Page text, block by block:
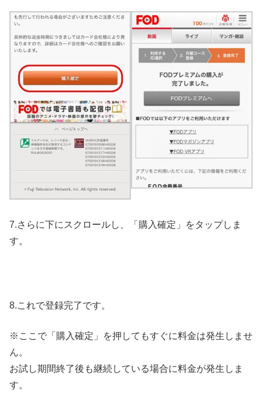
7.さらに下にスクロールし、「購入確定」をタップしま
す。
8.これで登録完了です。
※ここで「購入確定」を押してもすぐに料金は発生しませ
ん。
お試し期間終了後も継続している場合に料金が発生しま
す。